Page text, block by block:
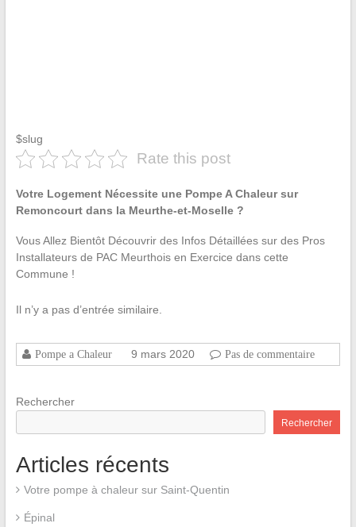
$slug
Rate this post
Votre Logement Nécessite une Pompe A Chaleur sur
Remoncourt dans la Meurthe-et-Moselle ?
Vous Allez Bientôt Découvrir des Infos Détaillées sur des Pros
Installateurs de PAC Meurthois en Exercice dans cette
Commune !
Il n’y a pas d’entrée similaire.
Pompe a Chaleur 9 mars 2020 Pas de commentaire
Rechercher
Rechercher
Articles récents
Votre pompe à chaleur sur Saint-Quentin
Épinal